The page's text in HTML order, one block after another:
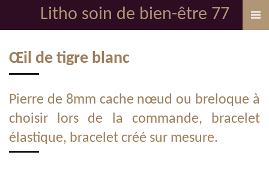
au
principal
Litho soin de bien-être 77
Œil de tigre blanc
Pierre de 8mm cache nœud ou breloque à
choisir lors de la commande, bracelet
élastique, bracelet créé sur mesure.